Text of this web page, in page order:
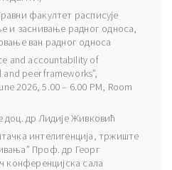
факултет расписује
и заснивање радног односа,
ван радног односа
and accountability of
peer frameworks”,
2026, 5.00 – 6.00 PM, Room
доц. др Лидије Живковић
интелигенција, тржиште
Проф. др Георг
конференцијска сала